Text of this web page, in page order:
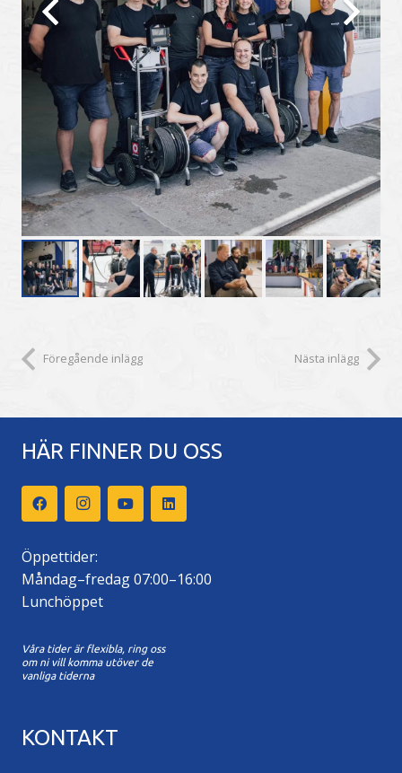
Föregående inlägg Nästa inlägg
HÄR FINNER DU OSS
Öppettider:
Måndag–fredag 07:00–16:00
Lunchöppet
Våra tider är flexibla, ring oss
om ni vill komma utöver de
vanliga tiderna
KONTAKT